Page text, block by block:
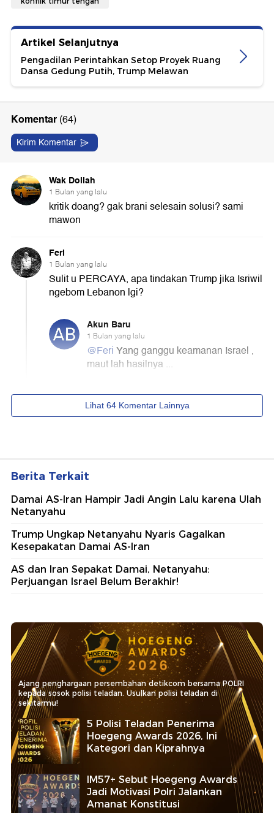
Artikel Selanjutnya
Pengadilan Perintahkan Setop Proyek Ruang
Dansa Gedung Putih, Trump Melawan
Berita Terkait
Damai AS-Iran Hampir Jadi Angin Lalu karena Ulah
Netanyahu
Trump Ungkap Netanyahu Nyaris Gagalkan
Kesepakatan Damai AS-Iran
AS dan Iran Sepakat Damai, Netanyahu:
Perjuangan Israel Belum Berakhir!
Ajang penghargaan persembahan detikcom bersama POLRI
kepada sosok polisi teladan. Usulkan polisi teladan di
sekitarmu!
5 Polisi Teladan Penerima
Hoegeng Awards 2026, Ini
Kategori dan Kiprahnya
IM57+ Sebut Hoegeng Awards
Jadi Motivasi Polri Jalankan
Amanat Konstitusi